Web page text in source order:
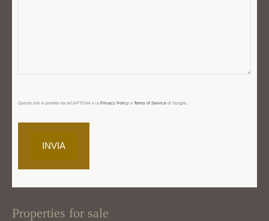
Questo sito è protetto da reCAPTCHA e la Privacy Policy e Terms of Service di Google.
Properties for sale